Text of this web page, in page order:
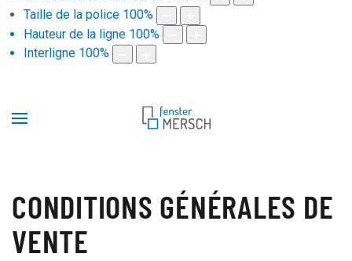
Taille de la police 100%
Hauteur de la ligne 100%
Interligne 100%
CONDITIONS GÉNÉRALES DE
VENTE